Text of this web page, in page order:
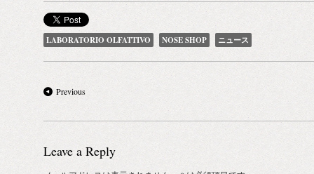
LABORATORIO OLFATTIVO NOSE SHOP ニュース
Previous
Leave a Reply